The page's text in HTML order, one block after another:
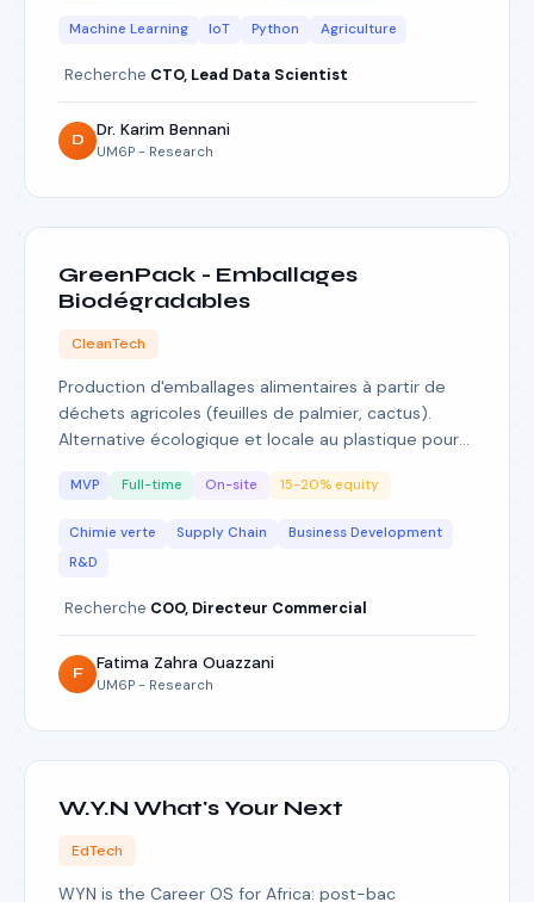
Machine Learning IoT Python Agriculture
Recherche CTO, Lead Data Scientist
D Dr. Karim Bennani
UM6P - Research
GreenPack - Emballages
Biodégradables
CleanTech
Production d'emballages alimentaires à partir de
déchets agricoles (feuilles de palmier, cactus).
Alternative écologique et locale au plastique pour
MVP Full-time On-site 15-20% equity
Chimie verte Supply Chain
Business Development
R&D
Recherche COO, Directeur Commercial
F Fatima Zahra Ouazzani
UM6P - Research
W.Y.N What's Your Next
EdTech
WYN is the Career OS for Africa: post-bac